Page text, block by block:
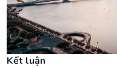
Kết luận